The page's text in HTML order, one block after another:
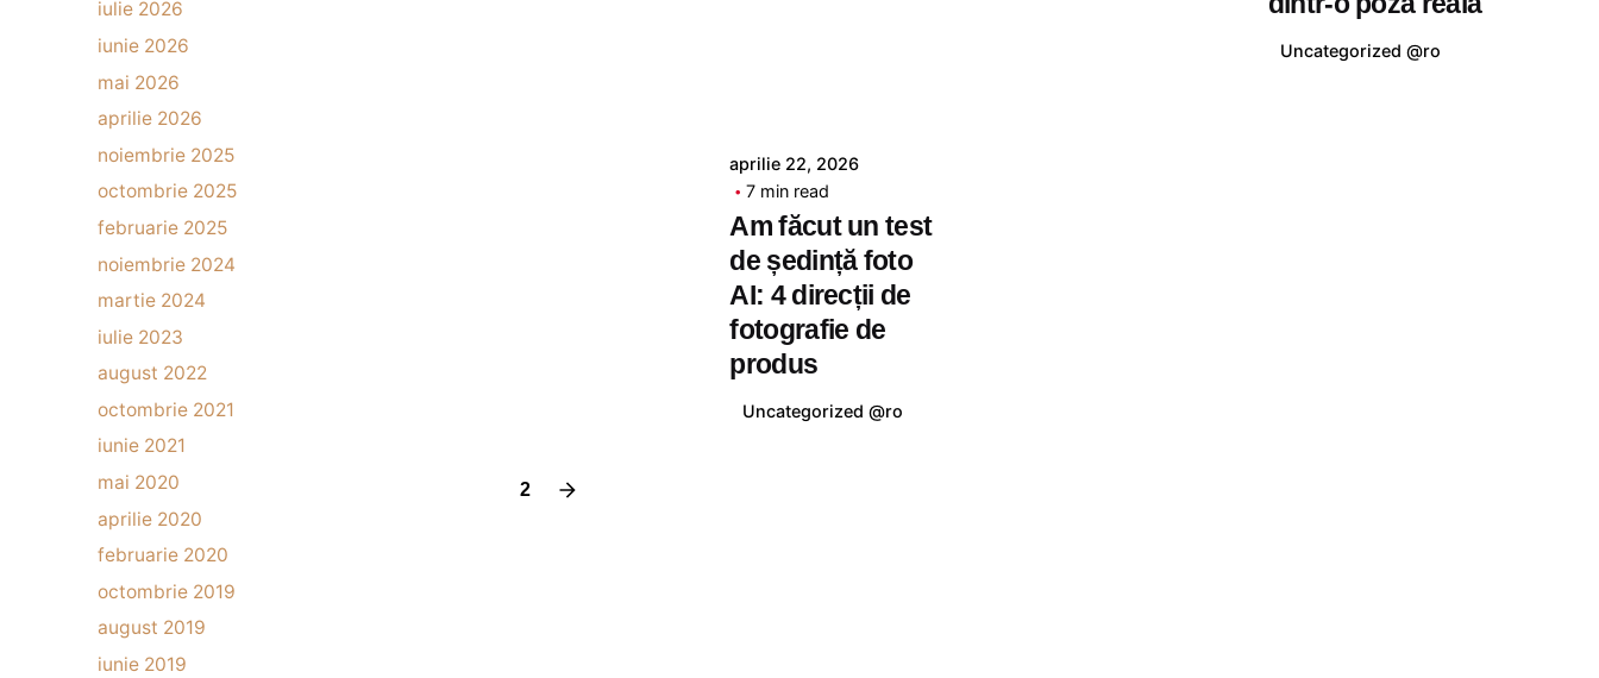
iulie 2026
iunie 2026
mai 2026
aprilie 2026
noiembrie 2025
octombrie 2025
februarie 2025
noiembrie 2024
martie 2024
iulie 2023
august 2022
octombrie 2021
iunie 2021
mai 2020
aprilie 2020
februarie 2020
octombrie 2019
august 2019
iunie 2019
Uncategorized @ro
aprilie 22, 2026
7 min read
Am făcut un test
de ședință foto
AI: 4 direcții de
fotografie de
produs
Uncategorized @ro
2